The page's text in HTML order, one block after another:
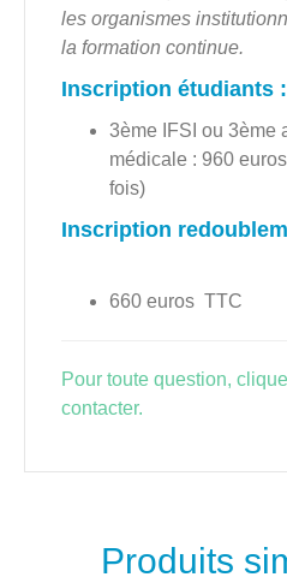
les organismes
la formation continue.
Inscription étudiants :
3ème IFSI ou 3ème
médicale : 960
fois)
Inscription
660 euros TTC
Pour toute question,
contacter.
Produits